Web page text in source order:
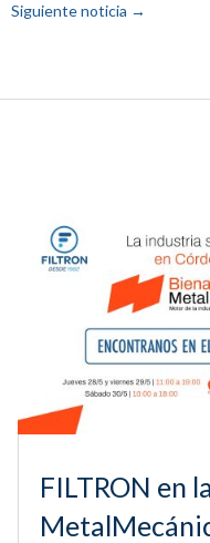
Siguiente noticia →
FILTRON en